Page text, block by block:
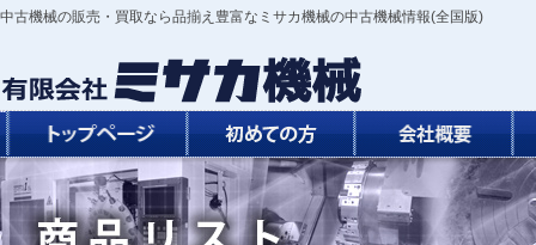
中古機械の販売・買取なら品揃え豊富なミサカ機械の中古機械情報(全国版)